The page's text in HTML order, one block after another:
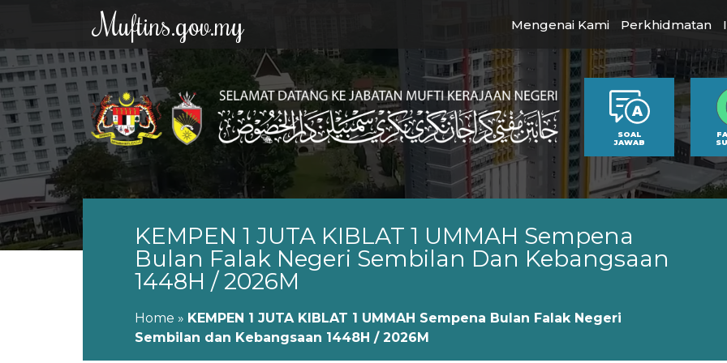
Muftins.gov.my Mengenai Kami Perkhidmatan
SOAL
JAWAB
KEMPEN 1 JUTA KIBLAT 1 UMMAH Sempena
Bulan Falak Negeri Sembilan Dan Kebangsaan
1448H / 2026M
Home » KEMPEN 1 JUTA KIBLAT 1 UMMAH Sempena Bulan Falak Negeri
Sembilan dan Kebangsaan 1448H / 2026M